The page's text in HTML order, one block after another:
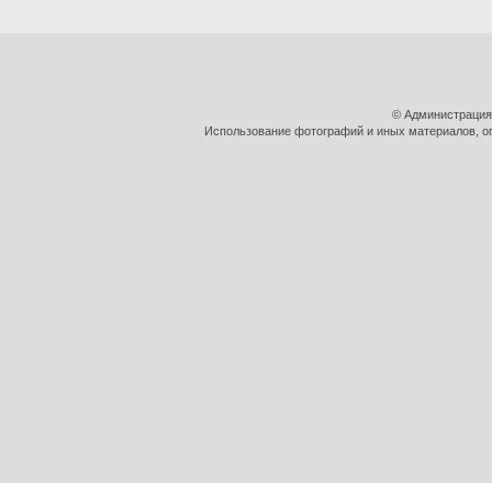
©
Использование фотографий и иных материалов,